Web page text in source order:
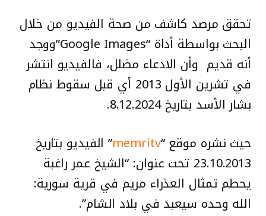
تحقق مرصد كاشف من صحة الفيديو من خلال
البحث بواسطة أداة “Google Images”ووجد
أنه قديم وأن الادعاء مضلل، فالفيديو انتشر
في تشرين الأول 2013 أي قبل سقوط نظام
بشار الأسد بتاريخ 8.12.2024.
حيث نشره موقع “memritv” الفيديو بتاريخ
23.10.2013 تحت عنوان: “الشيخ عمر راغبة
يحطم تمثال العذراء مريم في قرية سورية:
الله وحده سيعبد في بلاد الشام”.